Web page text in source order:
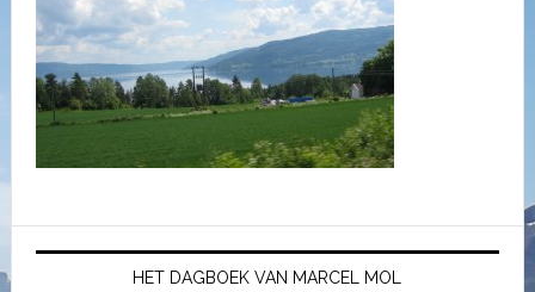
HET DAGBOEK VAN MARCEL MOL